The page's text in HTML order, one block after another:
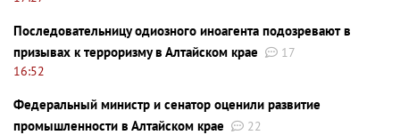
Последовательницу одиозного иноагента подозревают в
призывах к терроризму в Алтайском крае
17
16:52
Федеральный министр и сенатор оценили развитие
промышленности в Алтайском крае
22